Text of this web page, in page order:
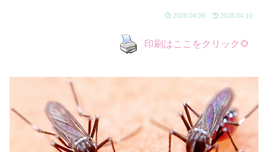
2026.04.09 2026.04.10
印刷はここをクリック🌻